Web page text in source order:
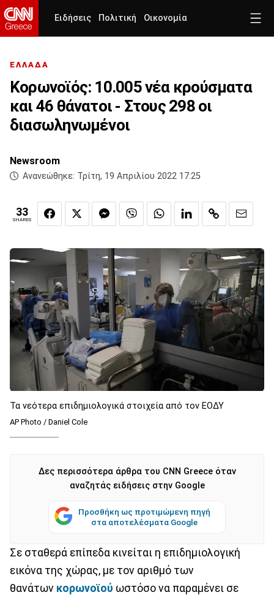
Ειδήσεις Πολιτική Οικονομία
ΕΛΛΑΔΑ
Κορωνοϊός: 10.005 νέα κρούσματα
και 46 θάνατοι - Στους 298 οι
διασωληνωμένοι
Newsroom
Ανανεώθηκε: Τρίτη, 19 Απριλίου 2022 17:25
33
SHARES
Τα νεότερα επιδημιολογικά στοιχεία από τον ΕΟΔΥ
AP Photo / Daniel Cole
Δες περισσότερα άρθρα του CNN Greece όταν
αναζητάς ειδήσεις στην Google
Προσθήκη ως προτιμώμενη πηγή
στα αποτελέσματα Google
Σε σταθερά επίπεδα κινείται η επιδημιολογική
εικόνα της χώρας, με τον αριθμό των
θανάτων κορωνοϊού ωστόσο να παραμένει σε